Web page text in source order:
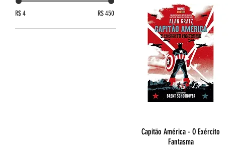
R$ 4 R$ 450
Visualização rápida
Capitão América - O Exército
Fantasma